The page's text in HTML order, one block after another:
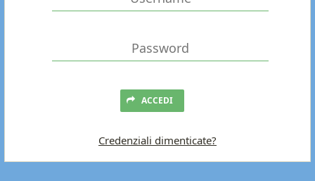
ACCEDI
Credenziali dimenticate?